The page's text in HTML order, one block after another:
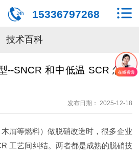
15336797268
技术百科
--SNCR 和中低温 SCR 怎么
发布日期： 2025-12-18
屑等燃料）做脱硝改造时，很多企业
工艺间纠结。两者都是成熟的脱硝技